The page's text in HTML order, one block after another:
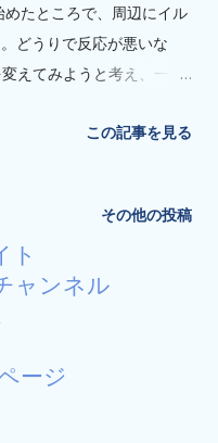
たところで、周辺にイル
どうりで反応が悪いな
えてみようと考え、一旦
た。型も数もイマイチで
てもダメなので、少し誘
すべて着底時に当たった
多分カウントサイズは上が
位でしょうか。 他にイサ
てきたなと思ってもほと
。 今日はなんだか何もう
た。
この記事を見る
その他の投稿
ト
ャンネル
ージ